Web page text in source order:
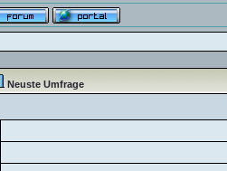
Neuste Umfrage